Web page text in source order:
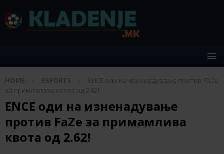
HOME ESPORTS
ENCE оди на изненадување против FaZe
за примамлива квота од 2.62!
ENCE оди на изненадување
против FaZe за примамлива
квота од 2.62!